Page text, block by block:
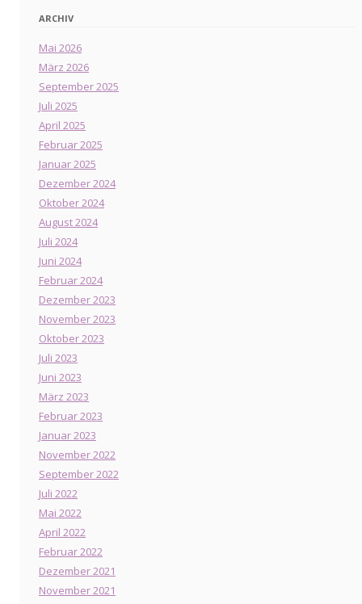
ARCHIV
Mai 2026
März 2026
September 2025
Juli 2025
April 2025
Februar 2025
Januar 2025
Dezember 2024
Oktober 2024
August 2024
Juli 2024
Juni 2024
Februar 2024
Dezember 2023
November 2023
Oktober 2023
Juli 2023
Juni 2023
März 2023
Februar 2023
Januar 2023
November 2022
September 2022
Juli 2022
Mai 2022
April 2022
Februar 2022
Dezember 2021
November 2021